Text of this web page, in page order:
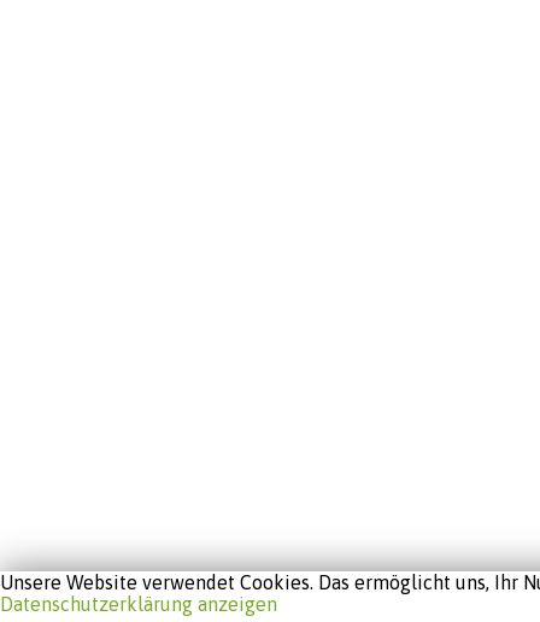
Unsere Website verwendet Cookies. Das ermöglicht uns,
Datenschutzerklärung anzeigen